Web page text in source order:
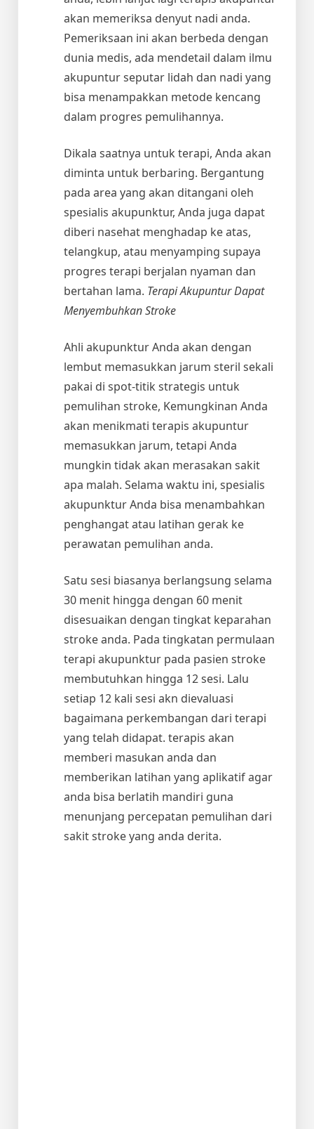
akan memeriksa denyut nadi anda.
Pemeriksaan ini akan berbeda dengan
dunia medis, ada mendetail dalam ilmu
akupuntur seputar lidah dan nadi yang
bisa menampakkan metode kencang
dalam progres pemulihannya.
Dikala saatnya untuk terapi, Anda akan
diminta untuk berbaring. Bergantung
pada area yang akan ditangani oleh
spesialis akupunktur, Anda juga dapat
diberi nasehat menghadap ke atas,
telangkup, atau menyamping supaya
progres terapi berjalan nyaman dan
bertahan lama. Terapi Akupuntur Dapat
Menyembuhkan Stroke
Ahli akupunktur Anda akan dengan
lembut memasukkan jarum steril sekali
pakai di spot-titik strategis untuk
pemulihan stroke, Kemungkinan Anda
akan menikmati terapis akupuntur
memasukkan jarum, tetapi Anda
mungkin tidak akan merasakan sakit
apa malah. Selama waktu ini, spesialis
akupunktur Anda bisa menambahkan
penghangat atau latihan gerak ke
perawatan pemulihan anda.
Satu sesi biasanya berlangsung selama
30 menit hingga dengan 60 menit
disesuaikan dengan tingkat keparahan
stroke anda. Pada tingkatan permulaan
terapi akupunktur pada pasien stroke
membutuhkan hingga 12 sesi. Lalu
setiap 12 kali sesi akn dievaluasi
bagaimana perkembangan dari terapi
yang telah didapat. terapis akan
memberi masukan anda dan
memberikan latihan yang aplikatif agar
anda bisa berlatih mandiri guna
menunjang percepatan pemulihan dari
sakit stroke yang anda derita.